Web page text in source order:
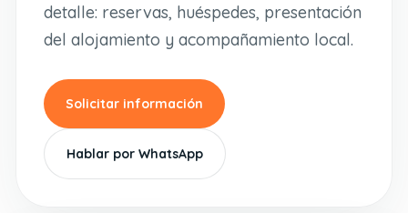
detalle: reservas, huéspedes, presentación
del alojamiento y acompañamiento local.
Solicitar información
Hablar por WhatsApp